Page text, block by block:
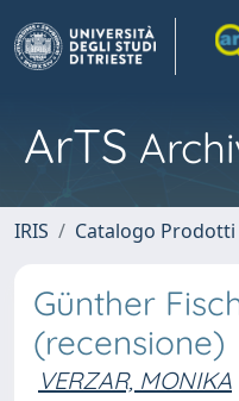
ArTS
IRIS Catalogo Prodotti
Günther
(recensione)
VERZAR, MONIKA